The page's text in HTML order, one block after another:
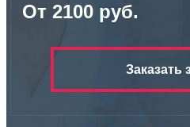
От 2100 руб.
Заказать